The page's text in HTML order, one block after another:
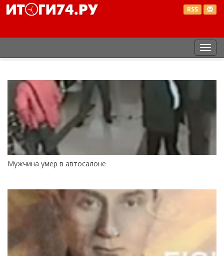
RSS
Мужчина умер в автосалоне